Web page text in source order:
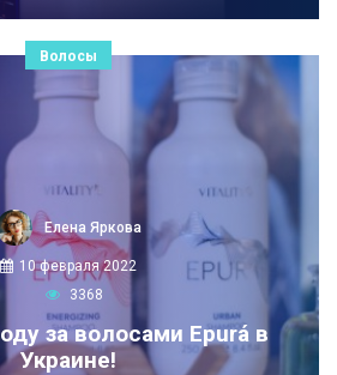
Волосы
Елена Яркова
10 февраля 2022
3368
за волосами Epurá в
Украине!